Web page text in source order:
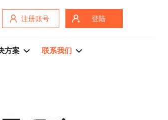
注册账号 登陆
方案 联系我们